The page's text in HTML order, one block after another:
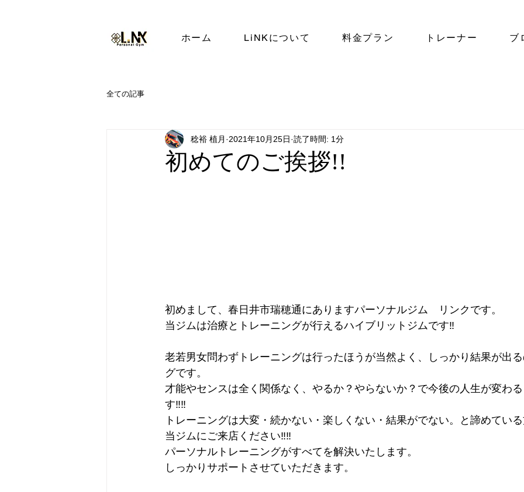
ホーム LiNKについて 料金プラン トレーナー ブ
全ての記事
初めてのご挨拶!!
稔裕 植月 2021年10月25日 読了時間: 1分
初めまして、春日井市瑞穂通にありますパーソナルジム　リンクです。
当ジムは治療とトレーニングが行えるハイブリットジムです‼
老若男女問わずトレーニングは行ったほうが当然よく、しっかり結果が出
グです。
才能やセンスは全く関係なく、やるか？やらないか？で今後の人生が変わ
す‼‼
トレーニングは大変・続かない・楽しくない・結果がでない。と諦めてい
当ジムにご来店ください‼‼
パーソナルトレーニングがすべてを解決いたします。
しっかりサポートさせていただきます。